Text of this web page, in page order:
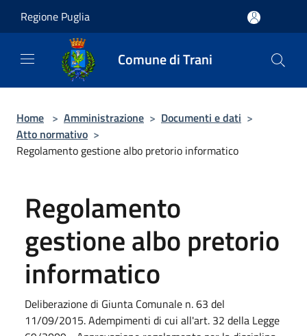
Regione Puglia
Comune di Trani
Home > Amministrazione > Documenti e dati >
Atto normativo >
Regolamento gestione albo pretorio informatico
Regolamento
gestione albo pretorio
informatico
Deliberazione di Giunta Comunale n. 63 del
11/09/2015. Adempimenti di cui all'art. 32 della Legge